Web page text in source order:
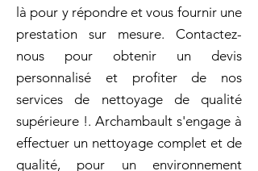
là pour y répondre et vous fournir une
prestation sur mesure. Contactez-
nous pour obtenir un devis
personnalisé et profiter de nos
services de nettoyage de qualité
supérieure !. Archambault s'engage à
effectuer un nettoyage complet et de
qualité, pour un environnement